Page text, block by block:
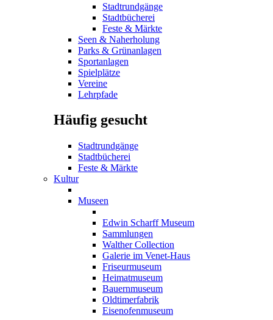
Stadtrundgänge
Stadtbücherei
Feste & Märkte
Seen & Naherholung
Parks & Grünanlagen
Sportanlagen
Spielplätze
Vereine
Lehrpfade
Häufig gesucht
Stadtrundgänge
Stadtbücherei
Feste & Märkte
Kultur
Museen
Edwin Scharff Museum
Sammlungen
Walther Collection
Galerie im Venet-Haus
Friseurmuseum
Heimatmuseum
Bauernmuseum
Oldtimerfabrik
Eisenofenmuseum